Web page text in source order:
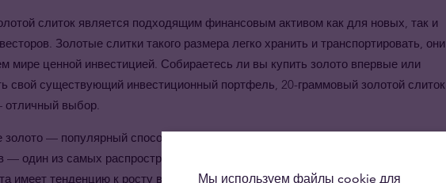
слиток является подходящим финансовым активом как для новых, так и
Золотые слитки такого размера легко хранить и транспортировать, они
мире ценной инвестицией. Собираетесь ли вы купить золото впервые или
свой существующий инвестиционный портфель, 20-граммовый золотой слиток
выбор.
золото — популярный способ диверсификации портфеля, а покупка физических
— один из самых распространенных способов инвестирования в золото.
имеет тенденцию к росту в долгосрочном периоде, что делает золото
Мы используем файлы cookie для